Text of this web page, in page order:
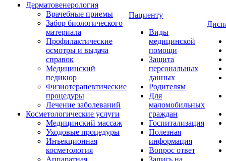
Дерматовенерология
Врачебные приемы
Забор биологического
материала
Профилактические
осмотры и выдача
справок
Медицинский
педикюр
Физиотерапевтические
процедуры
Лечение заболеваний
Косметологические услуги
Медицинский массаж
Уходовые процедуры
Инъекционная
косметология
Аппаратная
Пациенту
Виды
медицинской
помощи
Защита
персональных
данных
Родителям
Для
маломобильных
граждан
Госпитализация
Полезная
информация
Вопрос ответ
Запись на